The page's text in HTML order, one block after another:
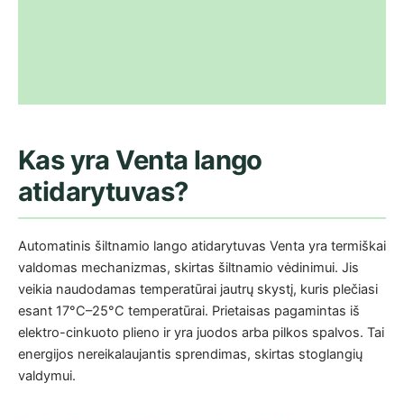
Kas yra Venta lango
atidarytuvas?
Automatinis šiltnamio lango atidarytuvas Venta yra termiškai
valdomas mechanizmas, skirtas šiltnamio vėdinimui. Jis
veikia naudodamas temperatūrai jautrų skystį, kuris plečiasi
esant 17°C–25°C temperatūrai. Prietaisas pagamintas iš
elektro-cinkuoto plieno ir yra juodos arba pilkos spalvos. Tai
energijos nereikalaujantis sprendimas, skirtas stoglangių
valdymui.